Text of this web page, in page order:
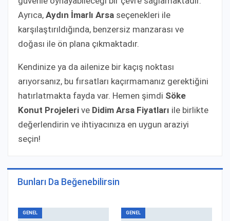
Ayrıca, Aydın İmarlı Arsa seçenekleri ile
karşılaştırıldığında, benzersiz manzarası ve
doğası ile ön plana çıkmaktadır.
Kendinize ya da ailenize bir kaçış noktası
arıyorsanız, bu fırsatları kaçırmamanız gerektiğini
hatırlatmakta fayda var. Hemen şimdi Söke
Konut Projeleri ve Didim Arsa Fiyatları ile birlikte
değerlendirin ve ihtiyacınıza en uygun araziyi
seçin!
Bunları Da Beğenebilirsin
GENEL GENEL